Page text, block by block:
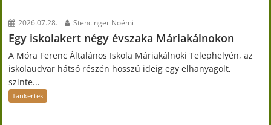
2026.07.28. Stencinger Noémi
Egy iskolakert négy évszaka Máriakálnokon
A Móra Ferenc Általános Iskola Máriakálnoki Telephelyén, az
iskolaudvar hátsó részén hosszú ideig egy elhanyagolt,
szinte...
Tankertek